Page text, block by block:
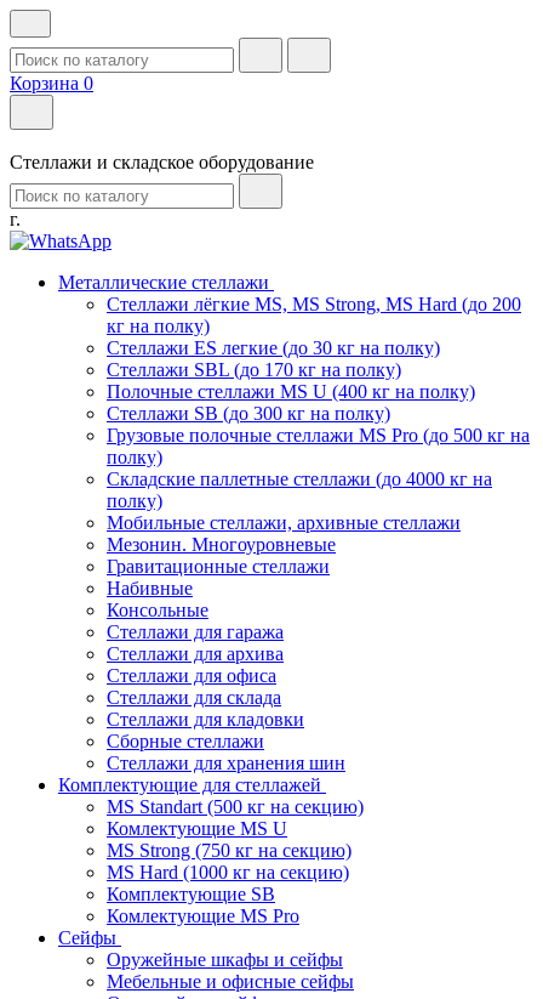
Корзина 0
Стеллажи и складское оборудование
г.
Металлические стеллажи
Стеллажи лёгкие MS, MS Strong, MS Hard (до 200
кг на полку)
Стеллажи ES легкие (до 30 кг на полку)
Стеллажи SBL (до 170 кг на полку)
Полочные стеллажи MS U (400 кг на полку)
Стеллажи SB (до 300 кг на полку)
Грузовые полочные стеллажи MS Pro (до 500 кг на
полку)
Складские паллетные стеллажи (до 4000 кг на
полку)
Мобильные стеллажи, архивные стеллажи
Мезонин. Многоуровневые
Гравитационные стеллажи
Набивные
Консольные
Стеллажи для гаража
Стеллажи для архива
Стеллажи для офиса
Стеллажи для склада
Стеллажи для кладовки
Сборные стеллажи
Стеллажи для хранения шин
Комплектующие для стеллажей
MS Standart (500 кг на секцию)
Комлектующие MS U
MS Strong (750 кг на секцию)
MS Hard (1000 кг на секцию)
Комплектующие SB
Комлектующие MS Pro
Сейфы
Оружейные шкафы и сейфы
Мебельные и офисные сейфы